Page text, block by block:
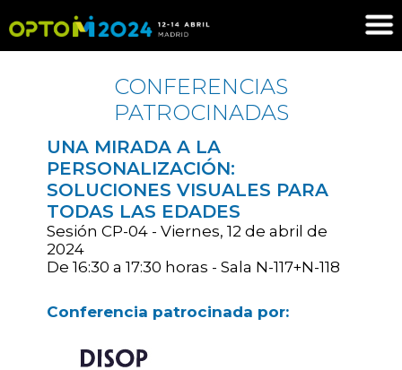
CONFERENCIAS
PATROCINADAS
UNA MIRADA A LA
PERSONALIZACIÓN:
SOLUCIONES VISUALES PARA
TODAS LAS EDADES
Sesión CP-04 - Viernes, 12 de abril de
2024
De 16:30 a 17:30 horas - Sala N-117+N-118
Conferencia patrocinada por: